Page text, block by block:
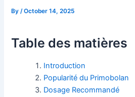
By/October 14, 2025
Table des matières
Introduction
Popularité du Primobolan
Dosage Recommandé